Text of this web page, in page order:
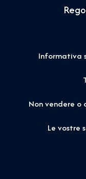
Informativa
Non vendere
Le vostre